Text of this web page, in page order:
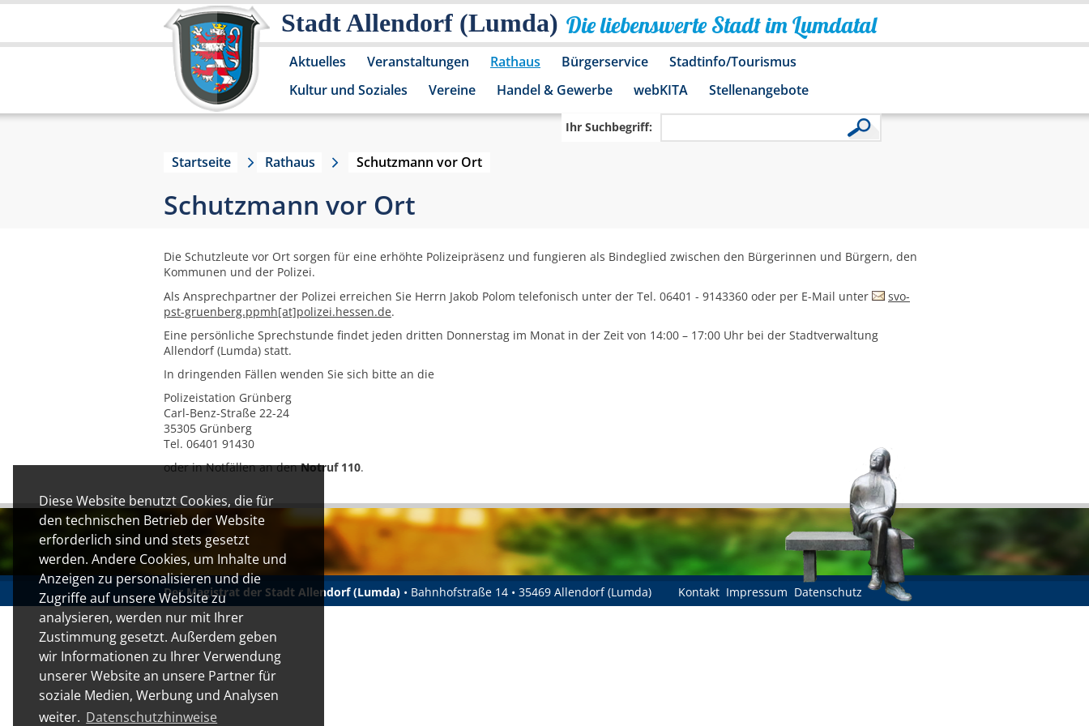
Diese Website benutzt Cookies, die für
den technischen Betrieb der Website
erforderlich sind und stets gesetzt
werden. Andere Cookies, um Inhalte und
Anzeigen zu personalisieren und die
Zugriffe auf unsere Website zu
analysieren, werden nur mit Ihrer
Zustimmung gesetzt. Außerdem geben
wir Informationen zu Ihrer Verwendung
unserer Website an unsere Partner für
soziale Medien, Werbung und Analysen
weiter. Datenschutzhinweise
Stadt Allendorf (Lumda) Die liebenswerte Stadt im Lumdatal
Aktuelles Veranstaltungen Rathaus Bürgerservice
Stadtinfo/Tourismus
Kultur und Soziales
Vereine Handel & Gewerbe webKITA Stellenangebote
Ihr Suchbegriff:
Startseite Rathaus Schutzmann vor Ort
Schutzmann vor Ort
Die Schutzleute vor Ort sorgen für eine erhöhte Polizeipräsenz und fungieren als Bindeglied zwischen den Bürgerinnen und Bürgern, den
Kommunen und der Polizei.
Als Ansprechpartner der Polizei erreichen Sie Herrn Jakob Polom telefonisch unter der Tel. 06401 - 9143360 oder per E-Mail unter
svo-
pst-gruenberg.ppmh[at]polizei.hessen.de.
Eine persönliche Sprechstunde findet jeden dritten Donnerstag im Monat in der Zeit von 14:00 – 17:00 Uhr bei der Stadtverwaltung
Allendorf (Lumda) statt.
In dringenden Fällen wenden Sie sich bitte an die
Polizeistation Grünberg
Carl-Benz-Straße 22-24
35305 Grünberg
Tel. 06401 91430
oder in Notfällen an denNotruf 110.
Der Magistrat der Stadt Allendorf (Lumda) • Bahnhofstraße 14 • 35469 Allendorf (Lumda) Kontakt Impressum Datenschutz